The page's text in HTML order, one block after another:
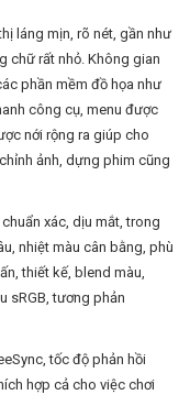
láng mịn, rõ nét, gần như
chữ rất nhỏ. Không gian
phần mềm đồ họa như
công cụ, menu được
nới rộng ra giúp cho
ảnh, dựng phim cũng
xác, dịu mắt, trong
nhiệt màu cân bằng, phù
thiết kế, blend màu,
sRGB, tương phản
tốc độ phản hồi
hợp cả cho việc chơi